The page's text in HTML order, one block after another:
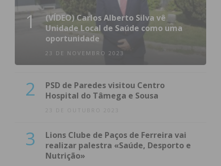
1
(VÍDEO) Carlos Alberto Silva vê
Unidade Local de Saúde como uma
oportunidade
23 DE NOVEMBRO 2023
2
PSD de Paredes visitou Centro
Hospital do Tâmega e Sousa
23 DE OUTUBRO 2023
3
Lions Clube de Paços de Ferreira vai
realizar palestra «Saúde, Desporto e
Nutrição»